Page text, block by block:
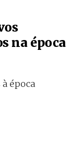
na época
época